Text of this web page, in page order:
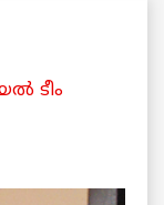
ടീം